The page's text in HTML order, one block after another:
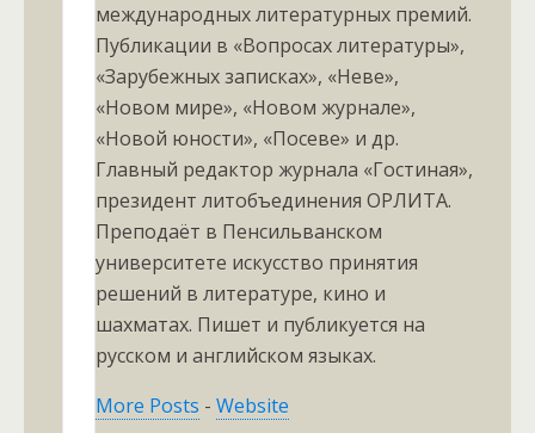
международных литературных премий.
Публикации в «Вопросах литературы»,
«Зарубежных записках», «Неве»,
«Новом мире», «Новом журнале»,
«Новой юности», «Посеве» и др.
Главный редактор журнала «Гостиная»,
президент литобъединения ОРЛИТА.
Преподаёт в Пенсильванском
университете искусство принятия
решений в литературе, кино и
шахматах. Пишет и публикуется на
русском и английском языках.
More Posts - Website